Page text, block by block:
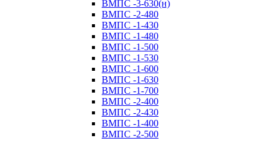
ВМПС -3-630(н)
ВМПС -2-480
ВМПС -1-430
ВМПС -1-480
ВМПС -1-500
ВМПС -1-530
ВМПС -1-600
ВМПС -1-630
ВМПС -1-700
ВМПС -2-400
ВМПС -2-430
ВМПС -1-400
ВМПС -2-500